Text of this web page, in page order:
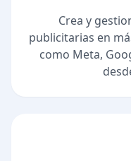
Crea y
publicitarias en
como Meta,